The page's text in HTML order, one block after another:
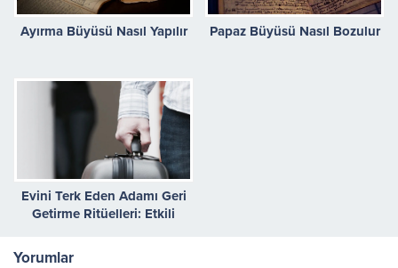
Ayırma Büyüsü Nasıl Yapılır Papaz Büyüsü Nasıl Bozulur
Evini Terk Eden Adamı Geri
Getirme Ritüelleri: Etkili
Yorumlar